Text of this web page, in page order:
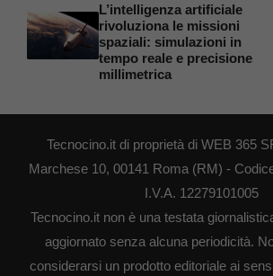
L’intelligenza artificiale
rivoluziona le missioni
spaziali: simulazioni in
tempo reale e precisione
millimetrica
Tecnocino.it di proprietà di WEB 365
Marchese 10, 00141 Roma (RM) -
I.V.A. 12279101005
Tecnocino.it non è una testata
aggiornato senza alcuna periodicità.
considerarsi un prodotto editoriale ai